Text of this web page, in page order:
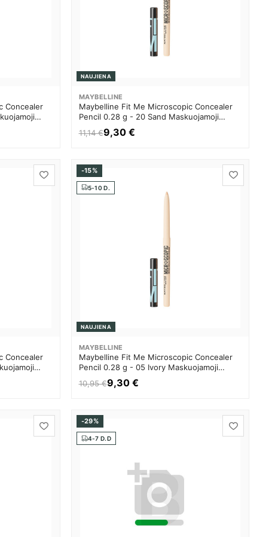
Concealer
NAUJIENA
MAYBELLINE
Maybelline Fit Me Microscopic Concealer
Pencil 0.28 g - 20 Sand Maskuojamoji
priemonė Moterims
11,14 €9,30 €
Concealer
-15%
5-10 D.
NAUJIENA
MAYBELLINE
Maybelline Fit Me Microscopic Concealer
Pencil 0.28 g - 05 Ivory Maskuojamoji
priemonė Moterims
10,95 €9,30 €
-29%
4-7 D.D